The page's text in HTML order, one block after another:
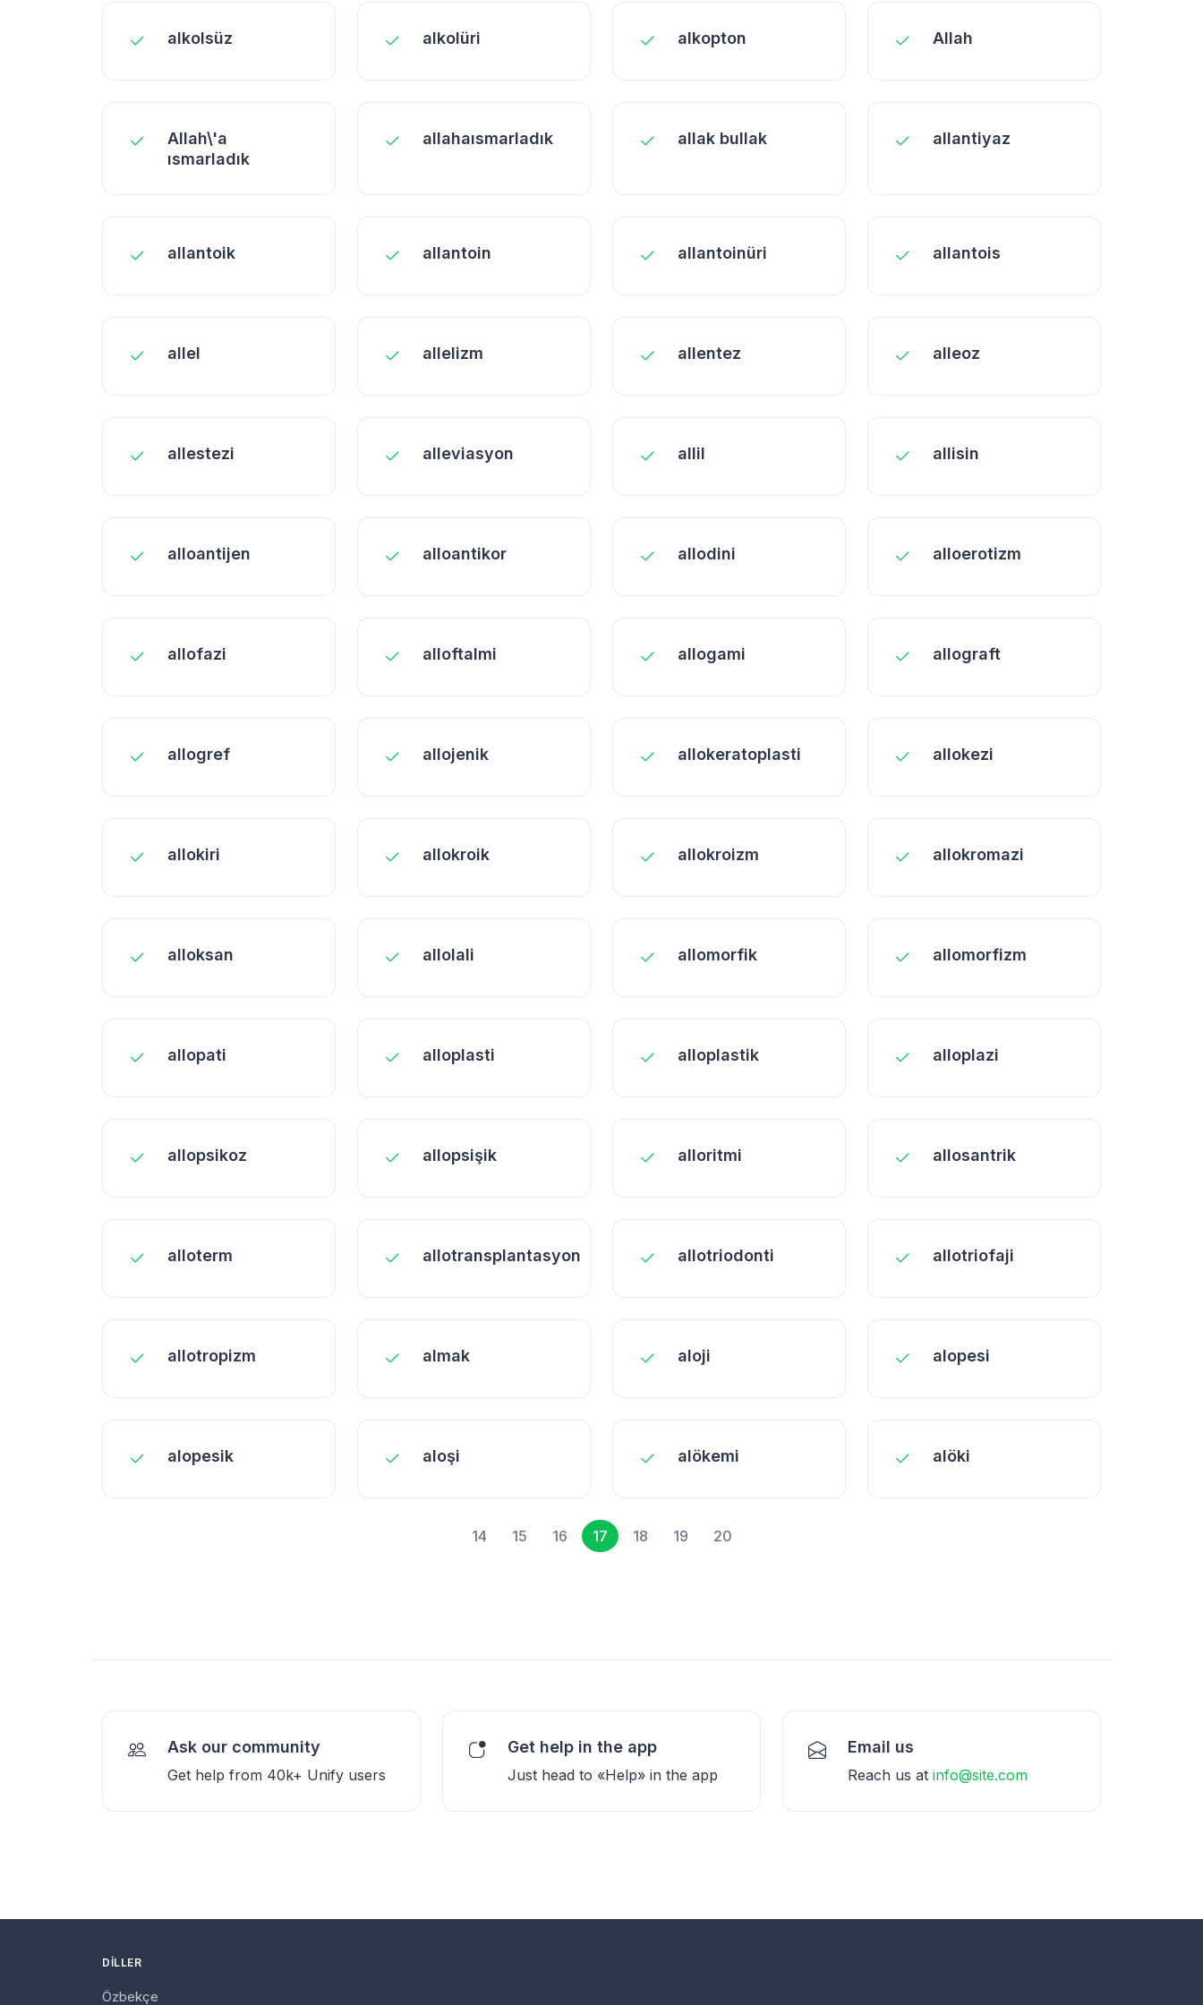
alkolsüz alkolüri alkopton Allah
Allah\'a
ısmarladık
allahaısmarladık allak bullak allantiyaz
allantoik allantoin allantoinüri allantois
allel allelizm allentez alleoz
allestezi alleviasyon allil allisin
alloantijen alloantikor allodini alloerotizm
allofazi alloftalmi allogami allograft
allogref allojenik allokeratoplasti allokezi
allokiri allokroik allokroizm allokromazi
alloksan allolali allomorfik allomorfizm
allopati alloplasti alloplastik alloplazi
allopsikoz allopsişik alloritmi allosantrik
alloterm allotransplantasyon allotriodonti allotriofaji
allotropizm almak aloji alopesi
alopesik aloşi alökemi alöki
14 15 16 17 18 19 20
Ask our community
Get help from 40k+ Unify users
Get help in the app
Just head to «Help» in the app
Email us
Reach us at info@site.com
DILLER
Özbekçe